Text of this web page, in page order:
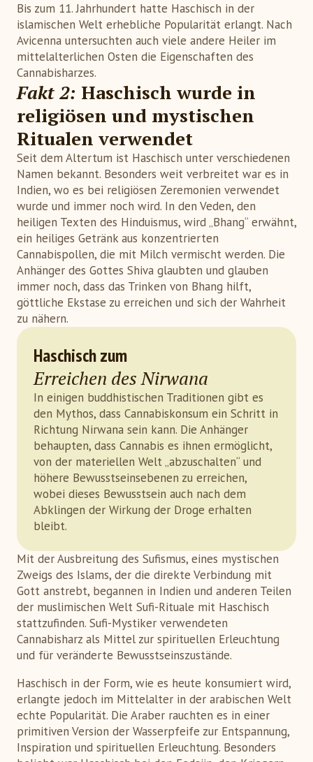
Bis zum 11. Jahrhundert hatte Haschisch in der
islamischen Welt erhebliche Popularität erlangt. Nach
Avicenna untersuchten auch viele andere Heiler im
mittelalterlichen Osten die Eigenschaften des
Cannabisharzes.
Fakt 2: Haschisch wurde in
religiösen und mystischen
Ritualen verwendet
Seit dem Altertum ist Haschisch unter verschiedenen
Namen bekannt. Besonders weit verbreitet war es in
Indien, wo es bei religiösen Zeremonien verwendet
wurde und immer noch wird. In den Veden, den
heiligen Texten des Hinduismus, wird „Bhang“ erwähnt,
ein heiliges Getränk aus konzentrierten
Cannabispollen, die mit Milch vermischt werden. Die
Anhänger des Gottes Shiva glaubten und glauben
immer noch, dass das Trinken von Bhang hilft,
göttliche Ekstase zu erreichen und sich der Wahrheit
zu nähern.
Haschisch zum
Erreichen des Nirwana
In einigen buddhistischen Traditionen gibt es
den Mythos, dass Cannabiskonsum ein Schritt in
Richtung Nirwana sein kann. Die Anhänger
behaupten, dass Cannabis es ihnen ermöglicht,
von der materiellen Welt „abzuschalten“ und
höhere Bewusstseinsebenen zu erreichen,
wobei dieses Bewusstsein auch nach dem
Abklingen der Wirkung der Droge erhalten
bleibt.
Mit der Ausbreitung des Sufismus, eines mystischen
Zweigs des Islams, der die direkte Verbindung mit
Gott anstrebt, begannen in Indien und anderen Teilen
der muslimischen Welt Sufi-Rituale mit Haschisch
stattzufinden. Sufi-Mystiker verwendeten
Cannabisharz als Mittel zur spirituellen Erleuchtung
und für veränderte Bewusstseinszustände.
Haschisch in der Form, wie es heute konsumiert wird,
erlangte jedoch im Mittelalter in der arabischen Welt
echte Popularität. Die Araber rauchten es in einer
primitiven Version der Wasserpfeife zur Entspannung,
Inspiration und spirituellen Erleuchtung. Besonders